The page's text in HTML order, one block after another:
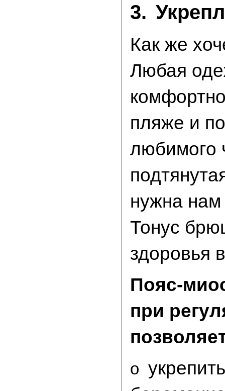
3.
Как же
Любая
пляже и
любимого
нужна нам
Тонус
здоровья
Пояс-
при
o